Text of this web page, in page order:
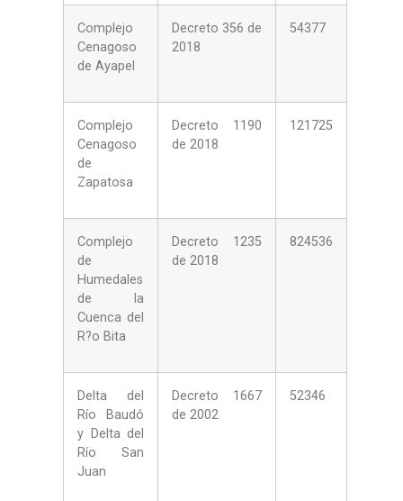
Complejo
Cenagoso
de Ayapel
Decreto 356 de
2018
54377
Complejo
Cenagoso
de
Zapatosa
Decreto 1190
de 2018
121725
Complejo
de
Humedales
de la
Cuenca del
R?o Bita
Decreto 1235
de 2018
824536
Delta del
Río Baudó
y Delta del
Río San
Juan
Decreto 1667
de 2002
52346